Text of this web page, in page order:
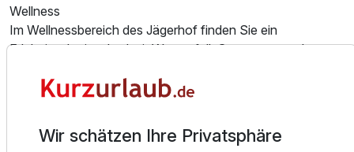
Wellness
Im Wellnessbereich des Jägerhof finden Sie ein
Erlebnisschwimmbad mit Wasserfall, Gegenstromanlage
bietet wohltuende Abwechslung mit vier verschiedenen
Ruheraum, Frischluftbereich, Eisbrunnen und
Wir schätzen Ihre Privatsphäre